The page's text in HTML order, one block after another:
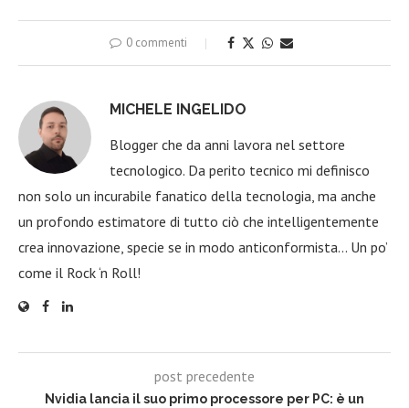
0 commenti
MICHELE INGELIDO
Blogger che da anni lavora nel settore
tecnologico. Da perito tecnico mi definisco
non solo un incurabile fanatico della tecnologia, ma anche
un profondo estimatore di tutto ciò che intelligentemente
crea innovazione, specie se in modo anticonformista… Un po’
come il Rock ‘n Roll!
post precedente
Nvidia lancia il suo primo processore per PC: è un